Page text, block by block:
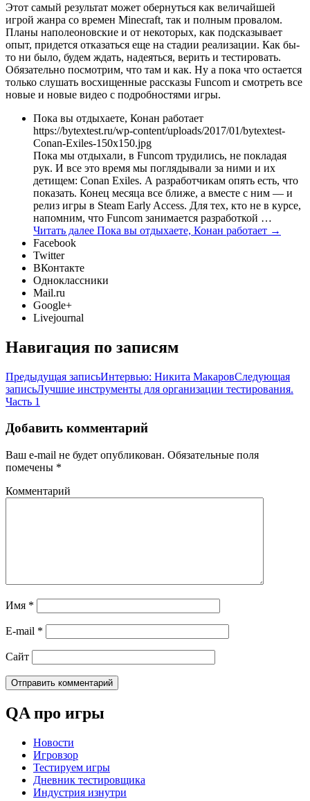
Этот самый результат может обернуться как величайшей
игрой жанра со времен Minecraft, так и полным провалом.
Планы наполеоновские и от некоторых, как подсказывает
опыт, придется отказаться еще на стадии реализации. Как бы-
то ни было, будем ждать, надеяться, верить и тестировать.
Обязательно посмотрим, что там и как. Ну а пока что остается
только слушать восхищенные рассказы Funcom и смотреть все
новые и новые видео с подробностями игры.
Пока вы отдыхаете, Конан работает
https://bytextest.ru/wp-content/uploads/2017/01/bytextest-
Conan-Exiles-150x150.jpg
Пока мы отдыхали, в Funcom трудились, не покладая
рук. И все это время мы поглядывали за ними и их
детищем: Conan Exiles. А разработчикам опять есть, что
показать. Конец месяца все ближе, а вместе с ним — и
релиз игры в Steam Early Access. Для тех, кто не в курсе,
напомним, что Funcom занимается разработкой …
Читать далее Пока вы отдыхаете, Конан работает →
Facebook
Twitter
ВКонтакте
Одноклассники
Mail.ru
Google+
Livejournal
Навигация по записям
Предыдущая записьИнтервью: Никита МакаровСледующая
записьЛучшие инструменты для организации тестирования.
Часть 1
Добавить комментарий
Ваш e-mail не будет опубликован. Обязательные поля
помечены *
Комментарий
Имя *
E-mail *
Сайт
QA про игры
Новости
Игровзор
Тестируем игры
Дневник тестировщика
Индустрия изнутри